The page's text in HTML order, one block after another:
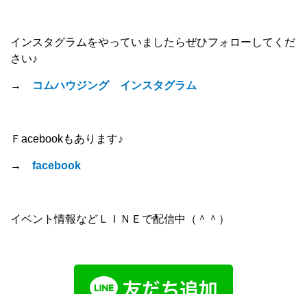
インスタグラムをやっていましたらぜひフォローしてくだ
さい♪
→ コムハウジング インスタグラム
Ｆacebookもあります♪
→ facebook
イベント情報などＬＩＮＥで配信中（＾＾）